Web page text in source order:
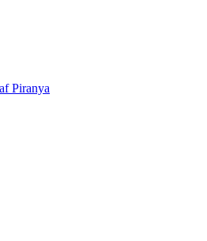
Piranya